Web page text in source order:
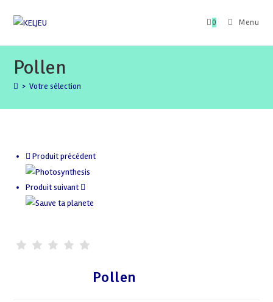
0 Menu
Pollen
> Votre sélection
Produit précédent
Produit suivant
Pollen